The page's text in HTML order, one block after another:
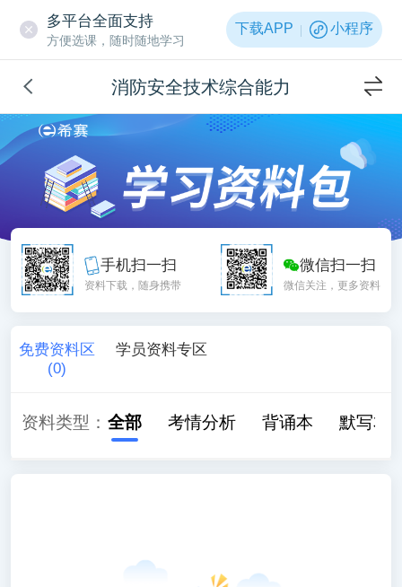
多平台全面支持
方便选课，随时随地学习
下载APP 小程序
消防安全技术综合能力
手机扫一扫
资料下载，随身携带
微信扫一扫
微信关注，更多资料
免费资料区
(0)
学员资料专区
资料类型： 全部 考情分析 背诵本 默写本